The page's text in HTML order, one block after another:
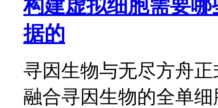
构建虚拟细胞需要
据的
寻因生物与无尽方舟
融合寻因生物的全单